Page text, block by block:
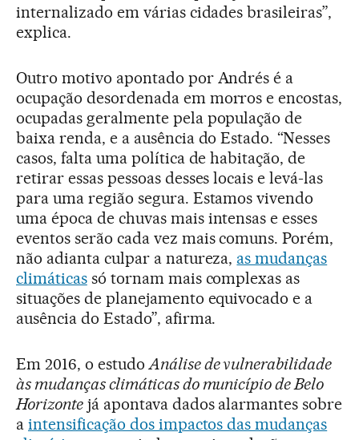
internalizado em várias cidades brasileiras”,
explica.
Outro motivo apontado por Andrés é a
ocupação desordenada em morros e encostas,
ocupadas geralmente pela população de
baixa renda, e a ausência do Estado. “Nesses
casos, falta uma política de habitação, de
retirar essas pessoas desses locais e levá-las
para uma região segura. Estamos vivendo
uma época de chuvas mais intensas e esses
eventos serão cada vez mais comuns. Porém,
não adianta culpar a natureza, as mudanças
climáticassó tornam mais complexas as
situações de planejamento equivocado e a
ausência do Estado”, afirma.
Em 2016, o estudoAnálise de vulnerabilidade
às mudanças climáticas do município de Belo
Horizontejá apontava dados alarmantes sobre
a intensificação dos impactos das mudanças